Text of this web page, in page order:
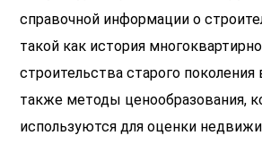
справочной информации о
такой как история
строительства старого поколения
также методы ценообразования,
используются для оценки